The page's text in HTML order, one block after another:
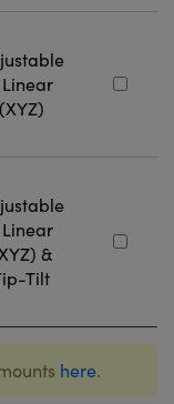
(XYZ)
&
Tilt
here.